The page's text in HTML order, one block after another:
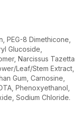
PEG-8 Dimethicone,
Glucoside,
Narcissus Tazetta
Leaf/Stem Extract,
Gum, Carnosine,
Phenoxyethanol,
Sodium Chloride.